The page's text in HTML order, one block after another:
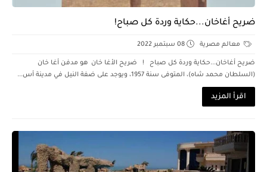
ضريح أغاخان...حكاية وردة كل صباح!
معالم مصرية 08 سبتمبر 2022
ضريح أغاخان...حكاية وردة كل صباح ! ضريح الأغا خان هو مدفن أغا خان
(السلطان محمد شاه)، المتوفى سنة 1957، ويوجد على ضفة النيل في مدينة أس...
اقرأ المزيد